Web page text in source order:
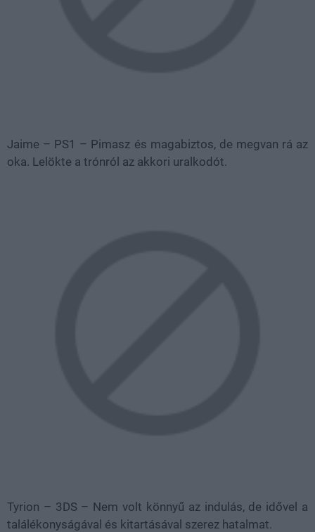
Jaime – PS1 – Pimasz és magabiztos, de megvan rá az
oka. Lelökte a trónról az akkori uralkodót.
Tyrion – 3DS – Nem volt könnyű az indulás, de idővel a
találékonyságával és kitartásával szerez hatalmat.